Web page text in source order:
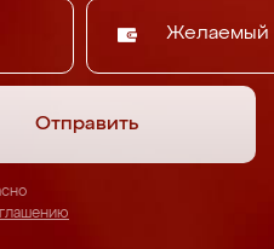
Желаемый
Отправить